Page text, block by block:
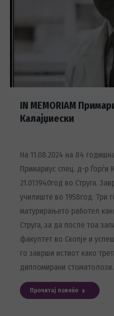
IN MEMORIAM
Калајџиески
На 11.08.2024 на 84
Примариус спец. д-р Ѓорѓи
21.01.1940год во Струга.
училиште во 1958год. Три
матурирањето работел
Струга, за да после тоа
факултет во Скопје и
го заврши истиот како
дипломирани
Прочитај повеќе